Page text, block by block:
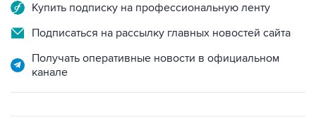
Купить подписку на профессиональную ленту
Подписаться на рассылку главных новостей сайта
Получать оперативные новости в официальном
канале